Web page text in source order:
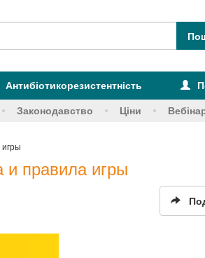
Антибіотикорезистентність
Законодавство Ціни
и правила игры